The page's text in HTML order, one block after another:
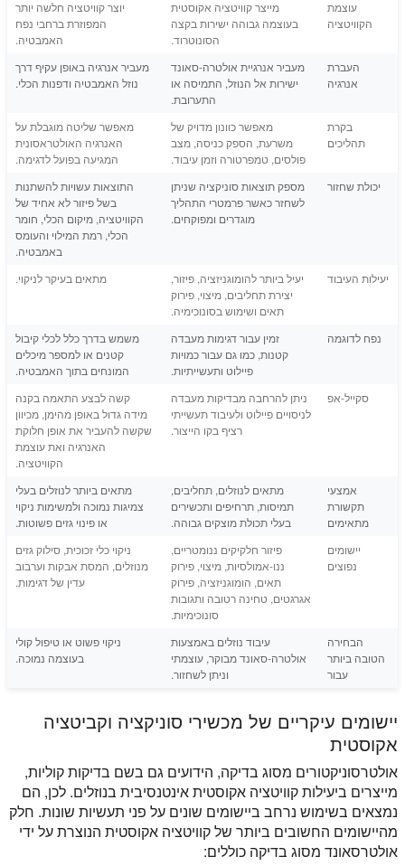
עוצמת
הקוויטציה
מייצר קוויטציה אקוסטית
בעוצמה גבוהה ישירות בקצה
הסונוטרוד.
יוצר קוויטציה חלשה יותר
המפוזרת ברחבי נפח
האמבטיה.
העברת
אנרגיה
מעביר אנרגיית אולטרה-סאונד
ישירות אל הנוזל, התמיסה או
התערובת.
מעביר אנרגיה באופן עקיף דרך
נוזל האמבטיה ודפנות הכלי.
בקרת
תהליכים
מאפשר כוונון מדויק של
משרעת, הספק כניסה, מצב
פולסים, טמפרטורה וזמן עיבוד.
מאפשר שליטה מוגבלת על
האנרגיה האולטראסונית
המגיעה בפועל לדגימה.
יכולת שחזור
מספק תוצאות סוניקציה שניתן
לשחזר כאשר פרמטרי התהליך
מוגדרים ומפוקחים.
התוצאות עשויות להשתנות
בשל פיזור לא אחיד של
הקוויטציה, מיקום הכלי, חומר
הכלי, רמת המילוי והעומס
באמבטיה.
יעילות העיבוד
יעיל ביותר להומוגניזציה, פיזור,
יצירת תחליבים, מיצוי, פירוק
תאים ושימוש בסונוכימיה.
מתאים בעיקר לניקוי.
נפח לדוגמה
זמין עבור דגימות מעבדה
קטנות, כמו גם עבור כמויות
פיילוט ותעשייתיות.
משמש בדרך כלל לכלי קיבול
קטנים או למספר מיכלים
המונחים בתוך האמבטיה.
סקייל-אפ
ניתן להרחבה מבדיקות מעבדה
לניסויים פיילוט ולעיבוד תעשייתי
רציף בקו הייצור.
קשה לבצע התאמה בקנה
מידה גדול באופן מהימן, מכיוון
שקשה להעביר את אופן חלוקת
האנרגיה ואת עוצמת
הקוויטציה.
אמצעי
תקשורת
מתאימים
מתאים לנוזלים, תחליבים,
תמיסות, תרחיפים ותכשירים
בעלי תכולת מוצקים גבוהה.
מתאים ביותר לנוזלים בעלי
צמיגות נמוכה ולמשימות ניקוי
או פינוי גזים פשוטות.
יישומים
נפוצים
פיזור חלקיקים ננומטריים,
ננו-אמולסיות, מיצוי, פירוק
תאים, הומוגניזציה, פירוק
אגרגטים, טחינה רטובה ותגובות
סונוכימיות.
ניקוי כלי זכוכית, סילוק גזים
מנוזלים, המסת אבקות וערבוב
עדין של דגימות.
הבחירה
הטובה ביותר
עבור
עיבוד נוזלים באמצעות
אולטרה-סאונד מבוקר, עוצמתי
וניתן לשחזור.
ניקוי פשוט או טיפול קולי
בעוצמה נמוכה.
יישומים עיקריים של מכשירי סוניקציה וקביטציה
אקוסטית
אולטרסוניקטורים מסוג בדיקה, הידועים גם בשם בדיקות קוליות,
מייצרים ביעילות קוויטציה אקוסטית אינטנסיבית בנוזלים. לכן, הם
נמצאים בשימוש נרחב ביישומים שונים על פני תעשיות שונות. חלק
מהיישומים החשובים ביותר של קוויטציה אקוסטית הנוצרת על ידי
אולטרסאונד מסוג בדיקה כוללים: